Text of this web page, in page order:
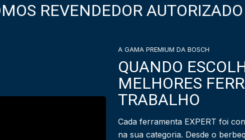
REVENDEDOR AUTORIZADO
A GAMA PREMIUM DA BOSCH
QUANDO
MELHORES
TRABALHO
Cada ferramenta EXPERT foi
na sua categoria. Desde o